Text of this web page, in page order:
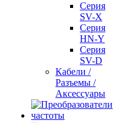
Серия
SV-X
Серия
HN-Y
Серия
SV-D
Кабели /
Разъемы /
Аксессуары